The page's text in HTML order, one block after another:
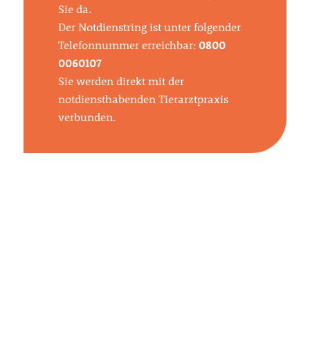
Sie da.
Der Notdienstring ist unter folgender
Telefonnummer erreichbar:0800
0060107
Sie werden direkt mit der
notdiensthabenden Tierarztpraxis
verbunden.